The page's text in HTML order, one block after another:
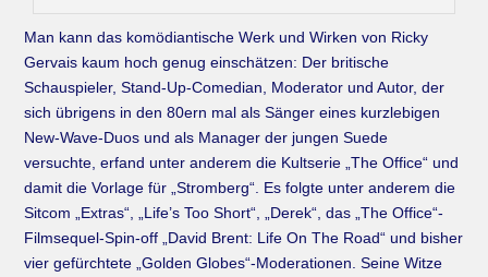
Man kann das komödiantische Werk und Wirken von Ricky
Gervais kaum hoch genug einschätzen: Der britische
Schauspieler, Stand-Up-Comedian, Moderator und Autor, der
sich übrigens in den 80ern mal als Sänger eines kurzlebigen
New-Wave-Duos und als Manager der jungen Suede
versuchte, erfand unter anderem die Kultserie „The Office“ und
damit die Vorlage für „Stromberg“. Es folgte unter anderem die
Sitcom „Extras“, „Life’s Too Short“, „Derek“, das „The Office“-
Filmsequel-Spin-off „David Brent: Life On The Road“ und bisher
vier gefürchtete „Golden Globes“-Moderationen. Seine Witze